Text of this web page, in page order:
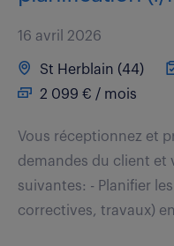
16 avril 2026
St Herblain (44)
2 099 € / mois
Vous réceptionnez et
demandes du client et
suivantes: - Planifier
correctives, travaux)